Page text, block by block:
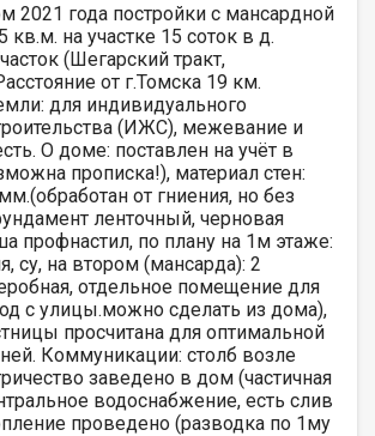
2021 года постройки с мансардной
на участке 15 соток в д.
(Шегарский тракт,
от г.Томска 19 км.
для индивидуального
(ИЖС), межевание и
О доме: поставлен на учёт в
прописка!), материал стен:
от гниения, но без
ленточный, черновая
профнастил, по плану на 1м этаже:
су, на втором (мансарда): 2
отдельное помещение для
с улицы.можно сделать из дома),
просчитана для оптимальной
Коммуникации: столб возле
заведено в дом (частичная
водоснабжение, есть слив
проведено (разводка по 1му